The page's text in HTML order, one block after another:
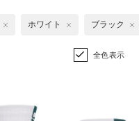
ホワイト ブラック
全色表示